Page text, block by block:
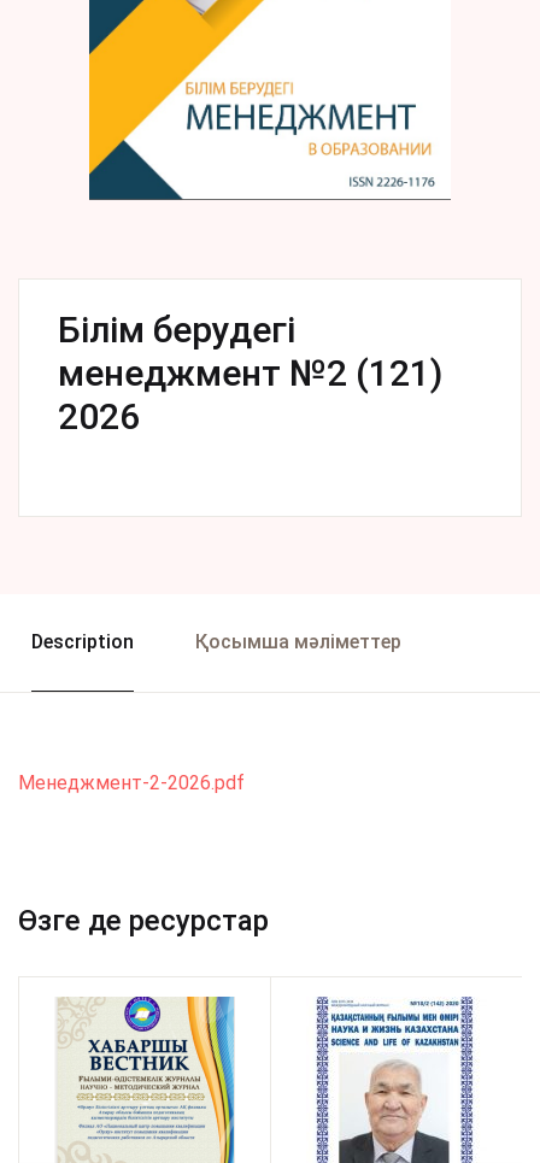
Білім берудегі
менеджмент №2 (121)
2026
Description Қосымша мәліметтер
Менеджмент-2-2026.pdf
Өзге де ресурстар